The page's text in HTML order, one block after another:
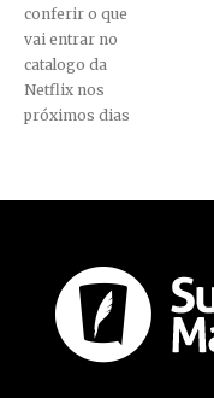
conferir o que
vai entrar no
catalogo da
Netflix nos
próximos dias